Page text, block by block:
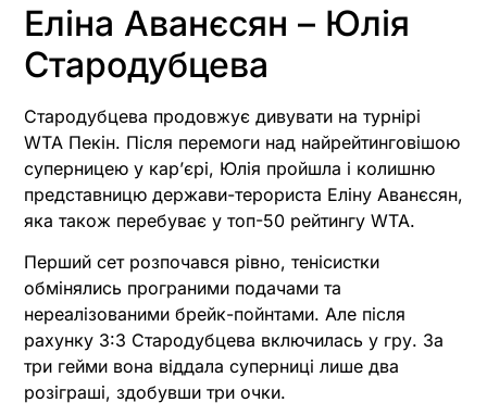
Еліна Аванєсян – Юлія
Стародубцева
Стародубцева продовжує дивувати на турнірі
WTA Пекін. Після перемоги над найрейтинговішою
суперницею у кар’єрі, Юлія пройшла і колишню
представницю держави-терориста Еліну Аванєсян,
яка також перебуває у топ-50 рейтингу WTA.
Перший сет розпочався рівно, тенісистки
обмінялись програними подачами та
нереалізованими брейк-пойнтами. Але після
рахунку 3:3 Стародубцева включилась у гру. За
три гейми вона віддала суперниці лише два
розіграші, здобувши три очки.